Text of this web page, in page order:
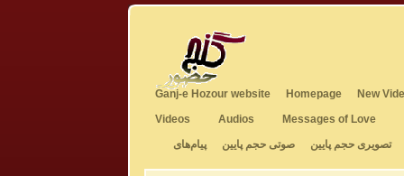
Ganj-e Hozour website Homepage New
Videos
Audios Messages of Love
تصویری حجم پایین صوتی حجم پایین
پیام‌های